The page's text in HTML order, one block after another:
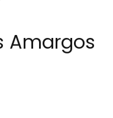
Amargos